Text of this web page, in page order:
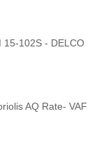
102S - DELCO
AQ Rate- VAF